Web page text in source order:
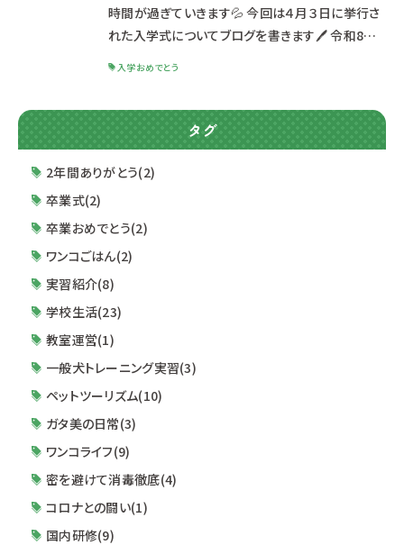
時間が過ぎていきます💦 今回は４月３日に挙行さ
れた入学式についてブログを書きます🖊️ 令和8年
は、呼名が行われたり、 厳粛に式が進んでいきまし
た。 式の終了後にはクラス別で懇談会♪ 今後の日
程や流れについて説明があります。 改めまして、
入学おめでとう
タグ
2年間ありがとう(2)
卒業式(2)
卒業おめでとう(2)
ワンコごはん(2)
実習紹介(8)
学校生活(23)
教室運営(1)
一般犬トレーニング実習(3)
ペットツーリズム(10)
ガタ美の日常(3)
ワンコライフ(9)
密を避けて消毒徹底(4)
コロナとの闘い(1)
国内研修(9)